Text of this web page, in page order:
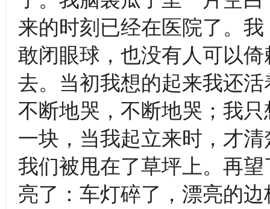
来的时刻已经在医院了。
敢闭眼球，也没有人可以
去。当初我想的起来我还
不断地哭，不断地哭；我
一块，当我起立来时，才
我们被甩在了草坪上。再
亮了：车灯碎了，漂亮的